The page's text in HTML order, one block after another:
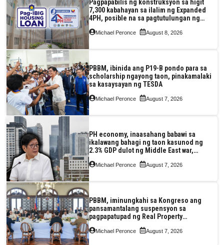
Pagpapabilis ng konstruksyon sa higit
7,300 kabahayan sa ilalim ng Expanded
4PH, posible na sa pagtutulungan ng
Pag-IBIG at P.A. Alvarez
Michael Peronce August 8, 2026
PBBM, ibinida ang P19-B pondo para sa
scholarship ngayong taon, pinakamalaki
sa kasaysayan ng TESDA
Michael Peronce August 7, 2026
PH economy, inaasahang babawi sa
ikalawang bahagi ng taon kasunod ng
2.3% GDP dulot ng Middle East war,
pagkaantala ng public construction
Michael Peronce August 7, 2026
PBBM, iminungkahi sa Kongreso ang
pansamantalang suspensyon sa
pagpapatupad ng Real Property
Valuation and Assessment Reform Act
Michael Peronce August 7, 2026